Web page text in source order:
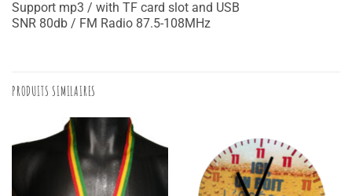
Support mp3 / with TF card slot and USB
SNR 80db / FM Radio 87.5-108MHz
PRODUITS SIMILAIRES